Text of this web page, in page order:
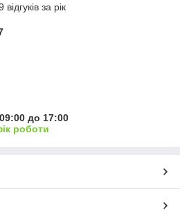
за рік
до 17:00
роботи